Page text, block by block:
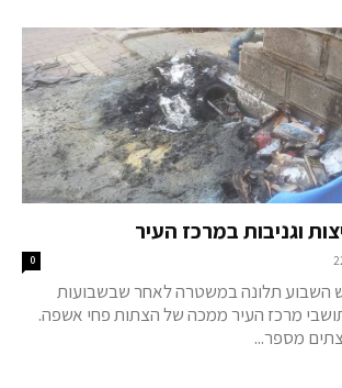
וגניבות במרכז העיר
0
השבוע תלונה במשטרה לאחר שבשבועות
מרכז העיר ממכה של הצתות פחי אשפה.
מספר...